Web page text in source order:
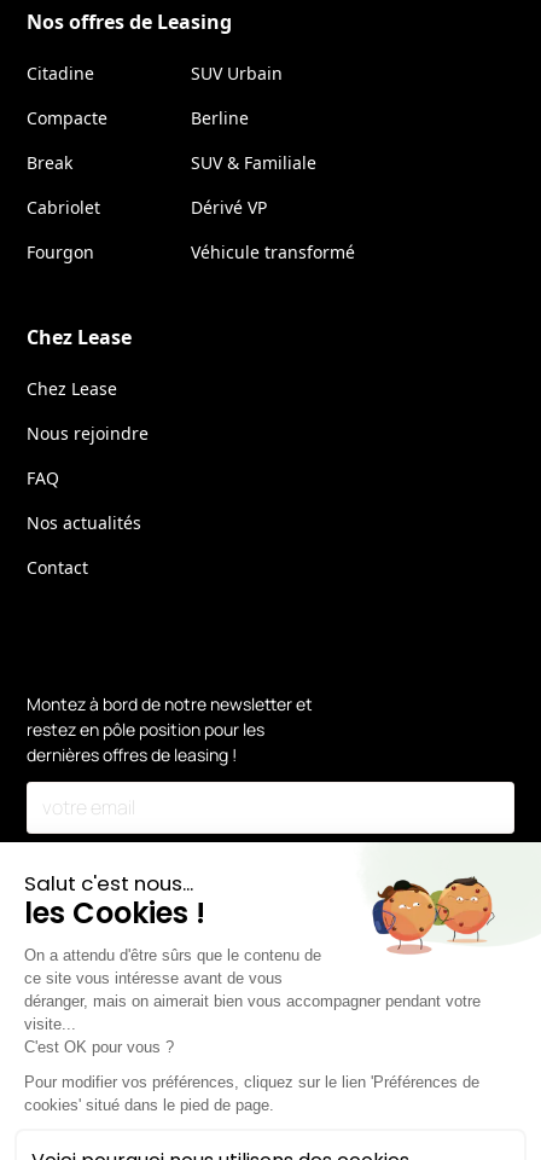
Nos offres de Leasing
Citadine
SUV Urbain
Compacte
Berline
Break
SUV & Familiale
Cabriolet
Dérivé VP
Fourgon
Véhicule transformé
Chez Lease
Chez Lease
Nous rejoindre
FAQ
Nos actualités
Contact
Montez à bord de notre newsletter et
restez en pôle position pour les
dernières offres de leasing !
En vous inscrivant, vous acceptez notre Politique de confidentialité.